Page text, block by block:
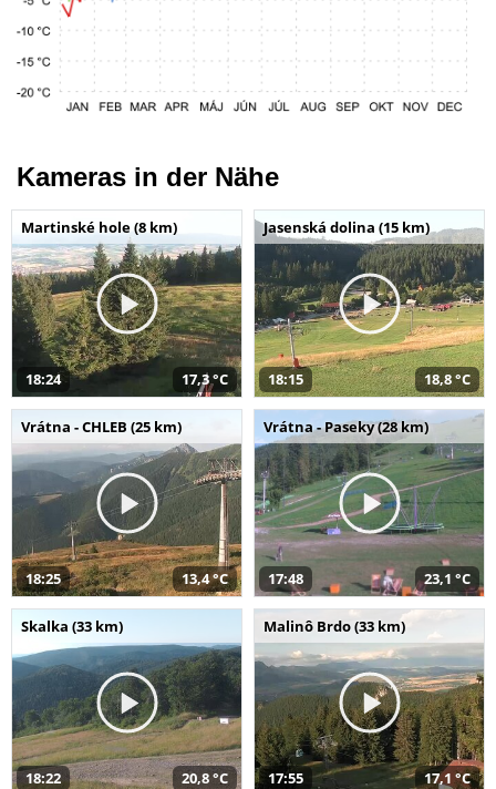
Kameras in der Nähe
Martinské hole (8 km)
18:24 17,3 °C
Jasenská dolina (15 km)
18:15 18,8 °C
Vrátna - CHLEB (25 km)
18:25 13,4 °C
Vrátna - Paseky (28 km)
17:48 23,1 °C
Skalka (33 km)
18:22 20,8 °C
Malinô Brdo (33 km)
17:55 17,1 °C